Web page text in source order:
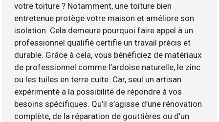
votre toiture ? Notamment, une toiture bien
entretenue protège votre maison et améliore son
isolation. Cela demeure pourquoi faire appel à un
professionnel qualifié certifie un travail précis et
durable. Grâce à cela, vous bénéficiez de matériaux
de professionnel comme l’ardoise naturelle, le zinc
ou les tuiles en terre cuite. Car, seul un artisan
expérimenté a la possibilité de répondre à vos
besoins spécifiques. Qu’il s’agisse d’une rénovation
complète, de la réparation de gouttières ou d’un